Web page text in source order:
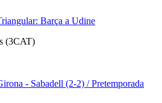
Barça a Udine
(3CAT)
- Sabadell (2-2) / Pretemporada